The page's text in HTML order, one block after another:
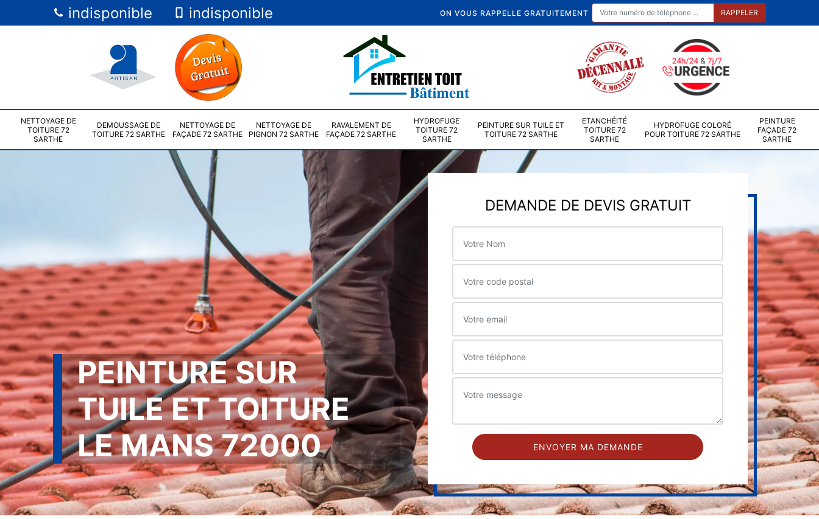
indisponible indisponible ON VOUS RAPPELLE GRATUITEMENT
NETTOYAGE DE
TOITURE 72
SARTHE
DEMOUSSAGE DE
TOITURE 72 SARTHE
NETTOYAGE DE
FAÇADE 72 SARTHE
NETTOYAGE DE
PIGNON 72 SARTHE
RAVALEMENT DE
FAÇADE 72 SARTHE
HYDROFUGE
TOITURE 72
SARTHE
PEINTURE SUR TUILE ET
TOITURE 72 SARTHE
ETANCHÉITÉ
TOITURE 72
SARTHE
HYDROFUGE COLORÉ
POUR TOITURE 72 SARTHE
PEINTURE
FAÇADE 72
SARTHE
PEINTURE SUR
TUILE ET TOITURE
LE MANS 72000
DEMANDE DE DEVIS GRATUIT